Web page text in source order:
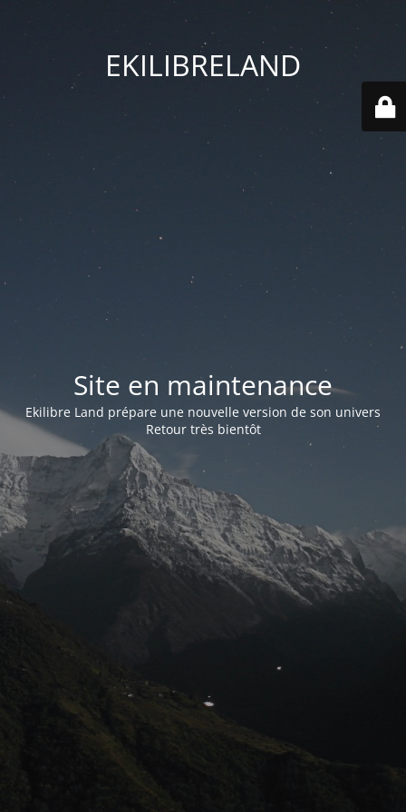
EKILIBRELAND
Site en maintenance
Ekilibre Land prépare une nouvelle version de son univers
Retour très bientôt